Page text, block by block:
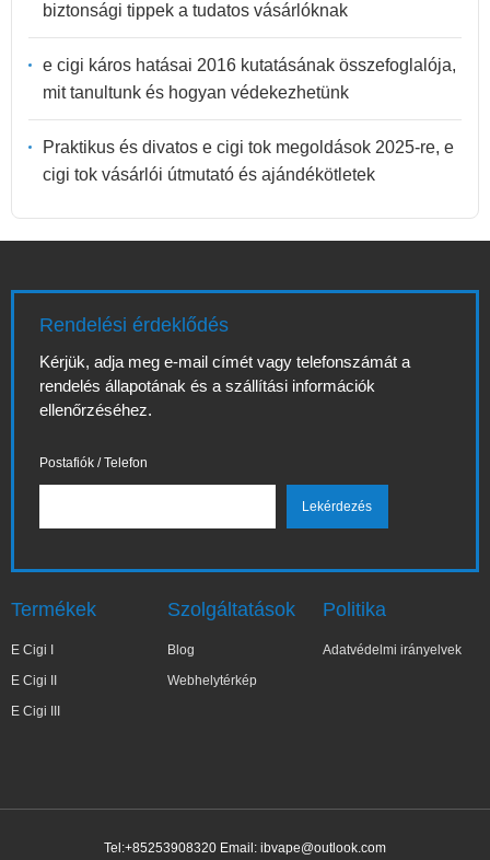
biztonsági tippek a tudatos vásárlóknak
e cigi káros hatásai 2016 kutatásának összefoglalója,
mit tanultunk és hogyan védekezhetünk
Praktikus és divatos e cigi tok megoldások 2025-re, e
cigi tok vásárlói útmutató és ajándékötletek
Rendelési érdeklődés
Kérjük, adja meg e-mail címét vagy telefonszámát a
rendelés állapotának és a szállítási információk
ellenőrzéséhez.
Postafiók / Telefon
Termékek
E Cigi I
E Cigi II
E Cigi III
Szolgáltatások
Blog
Webhelytérkép
Politika
Adatvédelmi irányelvek
Tel:+85253908320 Email: ibvape@outlook.com